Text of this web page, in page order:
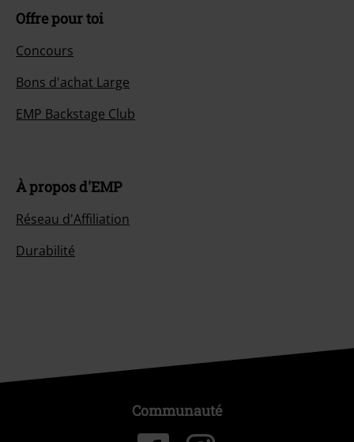
Offre pour toi
Concours
Bons d'achat Large
EMP Backstage Club
À propos d'EMP
Réseau d'Affiliation
Durabilité
Communauté